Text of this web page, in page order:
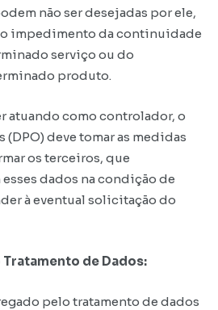
não ser desejadas por ele,
impedimento da continuidade
serviço ou do
produto.
atuando como controlador, o
deve tomar as medidas
os terceiros, que
dados na condição de
à eventual solicitação do
Tratamento de Dados:
pelo tratamento de dados